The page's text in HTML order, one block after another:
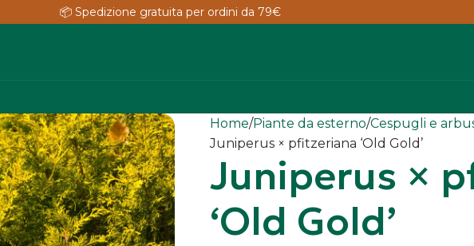
📦 Spedizione gratuita per ordini da 79€
Home Piante da esterno Cespugli e
Juniperus × pfitzeriana ‘Old Gold’
Juniperus ×
‘Old Gold’